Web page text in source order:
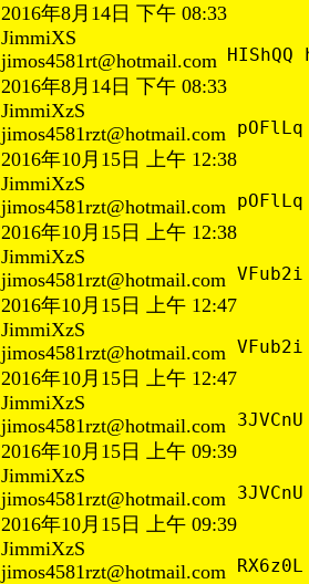
2016年8月14日 下午 08:33
JimmiXS
jimos4581rt@hotmail.com
2016年8月14日 下午 08:33
JimmiXzS
jimos4581rzt@hotmail.com
2016年10月15日 上午 12:38
JimmiXzS
jimos4581rzt@hotmail.com
2016年10月15日 上午 12:38
JimmiXzS
jimos4581rzt@hotmail.com
2016年10月15日 上午 12:47
JimmiXzS
jimos4581rzt@hotmail.com
2016年10月15日 上午 12:47
JimmiXzS
jimos4581rzt@hotmail.com
2016年10月15日 上午 09:39
JimmiXzS
jimos4581rzt@hotmail.com
2016年10月15日 上午 09:39
JimmiXzS
jimos4581rzt@hotmail.com